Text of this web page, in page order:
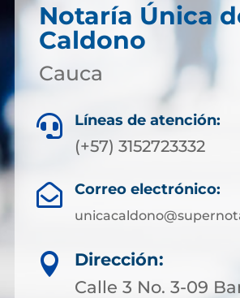
Notaría Única
Caldono
Cauca
 Líneas de atención:
(+57) 3152723332
 Correo electrónico:

Dirección:
Calle 3 No. 3-09